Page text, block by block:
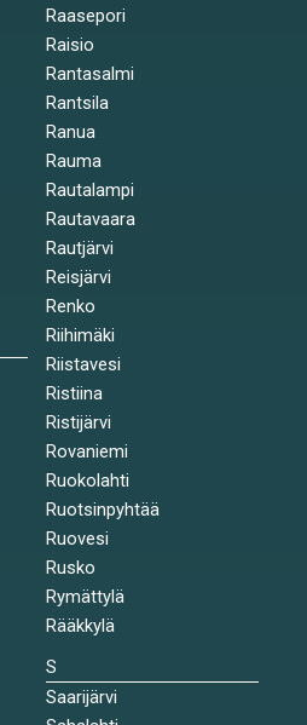
Raasepori
Raisio
Rantasalmi
Rantsila
Ranua
Rauma
Rautalampi
Rautavaara
Rautjärvi
Reisjärvi
Renko
Riihimäki
Riistavesi
Ristiina
Ristijärvi
Rovaniemi
Ruokolahti
Ruotsinpyhtää
Ruovesi
Rusko
Rymättylä
Rääkkylä
S
Saarijärvi